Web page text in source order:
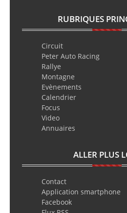
RUBRIQUES
Circuit
Peter Auto Racing
Rallye
Montagne
Evènements
Calendrier
Focus
Video
Annuaires
ALLER PLUS
Contact
Application smartphone
Facebook